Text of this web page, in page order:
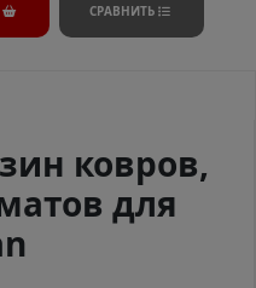
СРАВНИТЬ
ковров,
для